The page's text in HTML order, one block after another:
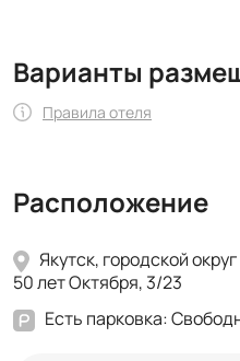
Варианты
Правила отеля
Расположение
Якутск, городской
50 лет Октября, 3/23
Есть парковка: